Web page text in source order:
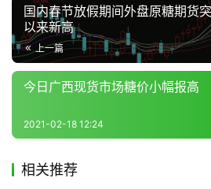
地
区
频
产
国内春节放假期间外盘原糖期货
以来新高
上一篇
今日广西现货市场糖价小幅报高
2021-02-18 12:24
相关推荐